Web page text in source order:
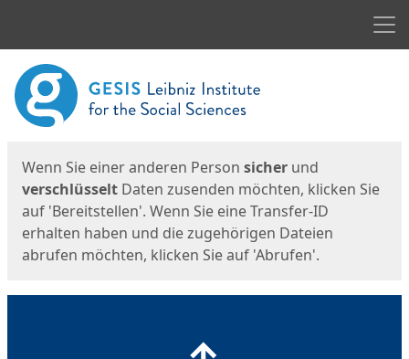
Start
Wenn Sie einer anderen Person sicher und
verschlüsselt Daten zusenden möchten, klicken Sie
auf 'Bereitstellen'. Wenn Sie eine Transfer-ID
erhalten haben und die zugehörigen Dateien
abrufen möchten, klicken Sie auf 'Abrufen'.